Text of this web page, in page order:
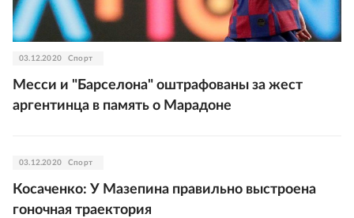
03.12.2020 Спорт
Месси и "Барселона" оштрафованы за жест
аргентинца в память о Марадоне
03.12.2020 Спорт
Косаченко: У Мазепина правильно выстроена
гоночная траектория